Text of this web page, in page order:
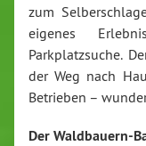
zum
eigenes
Parkplatzsuche.
der Weg nach
Betrieben –
Der Waldbauern-